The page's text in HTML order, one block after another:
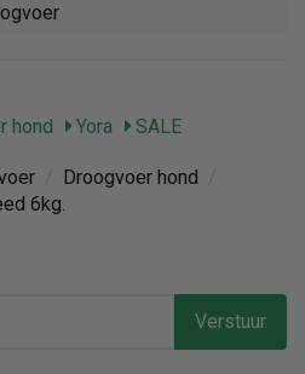
hond Yora SALE
Droogvoer hond
6kg.
Verstuur